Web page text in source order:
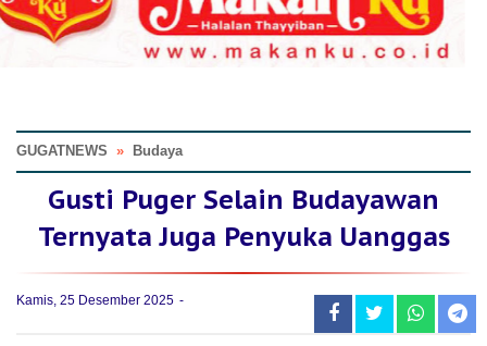
GUGATNEWS » Budaya
Gusti Puger Selain Budayawan
Ternyata Juga Penyuka Uanggas
Kamis, 25 Desember 2025